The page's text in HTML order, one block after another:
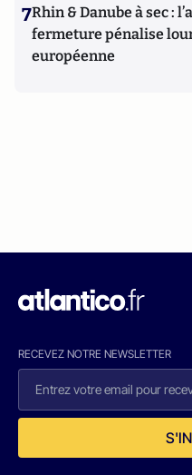
7Rhin & Danube à sec :
fermeture pénalise
européenne
RECEVEZ NOTRE NEWSLETTER